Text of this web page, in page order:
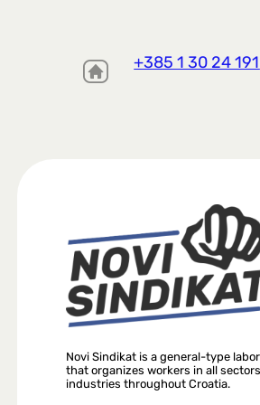
+385 1 30 24 191
Novi Sindikat is a general-type
that organizes workers in all
industries throughout Croatia.